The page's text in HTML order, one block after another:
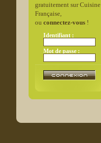
gratuitement sur Cuisine
Française,
ou connectez-vous!
Identifiant :
Mot de passe :